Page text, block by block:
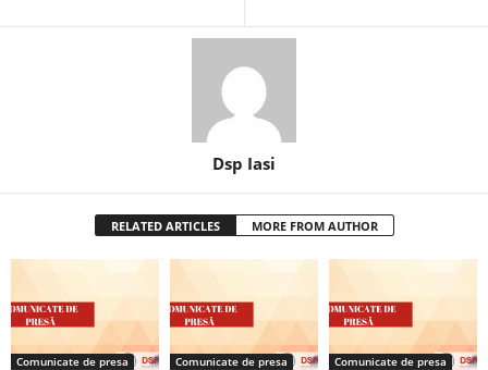
Dsp Iasi
RELATED ARTICLES MORE FROM AUTHOR
Comunicate de presa Comunicate de presa Comunicate de presa